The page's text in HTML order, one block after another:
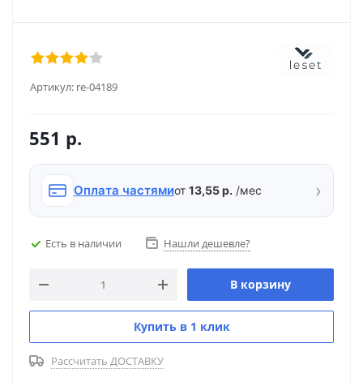
Артикул: re-04189
551 р.
Оплата частямиот 13,55 р. /мес ›
Есть в наличии Нашли дешевле?
В корзину
Купить в 1 клик
Рассчитать ДОСТАВКУ